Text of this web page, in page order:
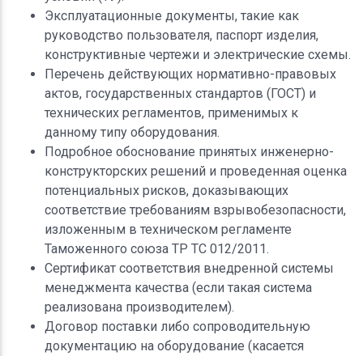
Эксплуатационные документы, такие как
руководство пользователя, паспорт изделия,
конструктивные чертежи и электрические схемы.
Перечень действующих нормативно-правовых
актов, государственных стандартов (ГОСТ) и
технических регламентов, применимых к
данному типу оборудования.
Подробное обоснование принятых инженерно-
конструкторских решений и проведенная оценка
потенциальных рисков, доказывающих
соответствие требованиям взрывобезопасности,
изложенным в техническом регламенте
Таможенного союза ТР ТС 012/2011.
Сертификат соответствия внедренной системы
менеджмента качества (если такая система
реализована производителем).
Договор поставки либо сопроводительную
документацию на оборудование (касается